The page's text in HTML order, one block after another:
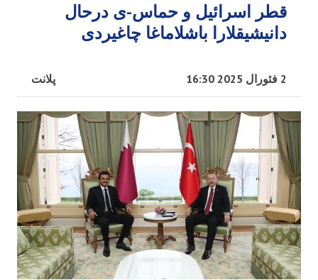
قطر اسرائیل و حماس-ی درحال
دانیشیقلارا باشلاماغا چاغیردی
پلانت 2 فئورال 2025 16:30